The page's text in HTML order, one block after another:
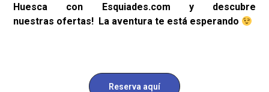
Huesca con Esquiades.com y descubre
nuestras ofertas! La aventura te está esperando
Reserva aquí